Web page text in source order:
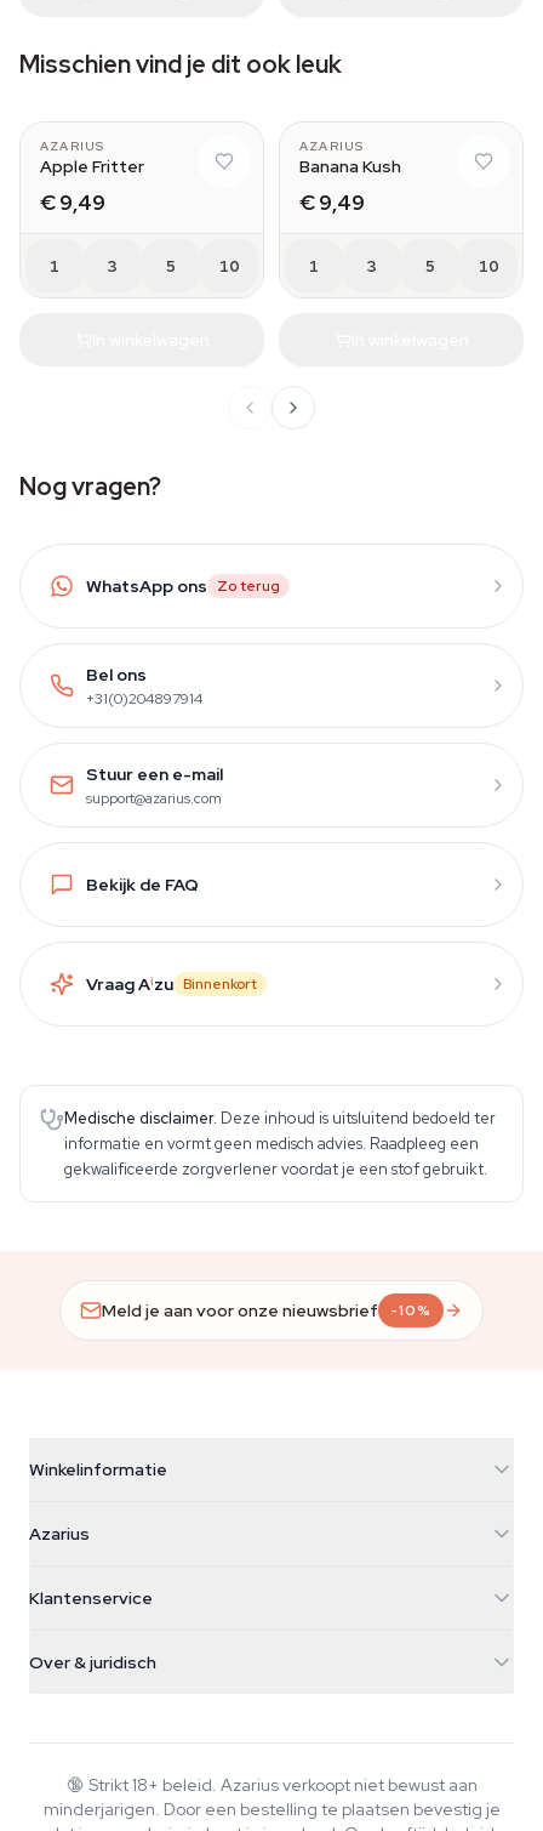
Misschien vind je dit ook leuk
AZARIUS
Apple Fritter
€ 9,49
1 3 5 10
AZARIUS
Banana Kush
€ 9,49
1 3 5 10
Nog vragen?
WhatsApp ons Zo terug
Bel ons
+31(0)204897914
Stuur een e-mail
support@azarius.com
Bekijk de FAQ
Vraag Aizu Binnenkort
Medische disclaimer. Deze inhoud is uitsluitend bedoeld ter
informatie en vormt geen medisch advies. Raadpleeg een
gekwalificeerde zorgverlener voordat je een stof gebruikt.
Meld je aan voor onze nieuwsbrief -10%
Winkelinformatie
Galvaniweg 11
Nederland
+31(0)204897914
Azarius
Smokeshop
Klantenservice
Retourbeleid
Veelgestelde vragen
Over & juridisch
Wiki
Muziek
🔞 Strikt 18+ beleid. Azarius verkoopt niet bewust aan
minderjarigen. Door een bestelling te plaatsen bevestig je